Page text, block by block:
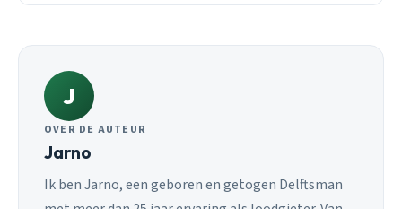
J
OVER DE AUTEUR
Jarno
Ik ben Jarno, een geboren en getogen Delftsman